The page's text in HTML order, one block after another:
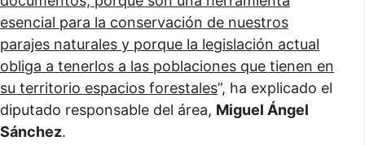
esencial para la conservación de nuestros
parajes naturales y porque la legislación actual
obliga a tenerlos a las poblaciones que tienen en
su territorio espacios forestales”, ha explicado el
diputado responsable del área, Miguel Ángel
Sánchez.